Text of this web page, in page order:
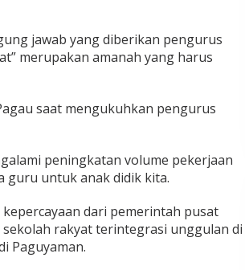
jawab yang diberikan pengurus
merupakan amanah yang harus
saat mengukuhkan pengurus
peningkatan volume pekerjaan
guru untuk anak didik kita.
dari pemerintah pusat
rakyat terintegrasi unggulan di
Paguyaman.